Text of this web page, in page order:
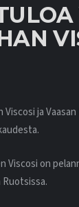
Viscosi ja
Viscosi on